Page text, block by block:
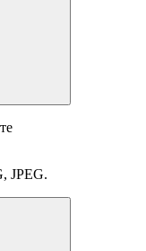
JPEG.